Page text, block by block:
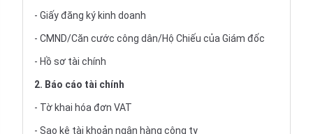
- Giấy đăng ký kinh doanh
- CMND/Căn cước công dân/Hộ Chiếu của Giám đốc
- Hồ sơ tài chính
2. Báo cáo tài chính
- Tờ khai hóa đơn VAT
- Sao kê tài khoản ngân hàng công ty